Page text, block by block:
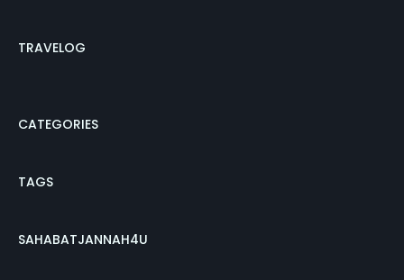
TRAVELOG
CATEGORIES
TAGS
SAHABATJANNAH4U